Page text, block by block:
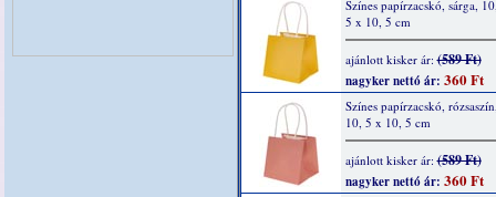
Színes papírzacskó, sárga,
5 x 10, 5 cm
ajánlott kisker ár:(589 Ft)
nagyker nettó ár: 360 Ft
Színes papírzacskó,
10, 5 x 10, 5 cm
ajánlott kisker ár:(589 Ft)
nagyker nettó ár: 360 Ft